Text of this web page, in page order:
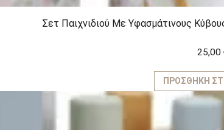
Σετ Παιχνιδιού Με Υφασμάτινους
25,00
ΠΡΟΣΘΉΚΗ